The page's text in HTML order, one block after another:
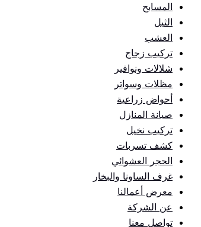
المسابح
الثيل
العشب
تركيب زجاج
شلالات ونوافير
مظلات وسواتر
أحواض زراعية
صيانة المنازل
تركيب نخيل
كشف تسربات
الحجر العشوائي
غرف الساونا والبخار
معرض أعمالنا
عن الشركة
تواصل معنا